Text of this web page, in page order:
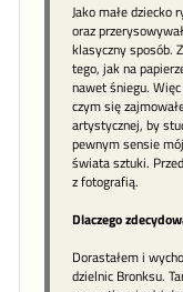
Jako małe
oraz
klasyczny sposób.
tego, jak na
nawet śniegu.
czym się
artystycznej, by
pewnym sensie
świata sztuki.
z fotografią.
Dlaczego
Dorastałem i
dzielnic Bronksu.